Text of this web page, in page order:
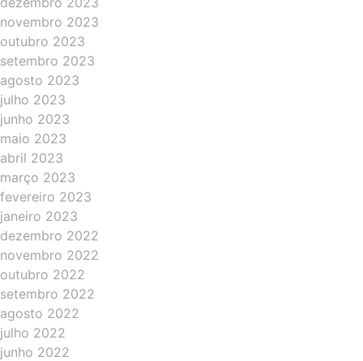
novembro 2023
outubro 2023
setembro 2023
agosto 2023
julho 2023
junho 2023
maio 2023
abril 2023
março 2023
fevereiro 2023
janeiro 2023
dezembro 2022
novembro 2022
outubro 2022
setembro 2022
agosto 2022
julho 2022
junho 2022